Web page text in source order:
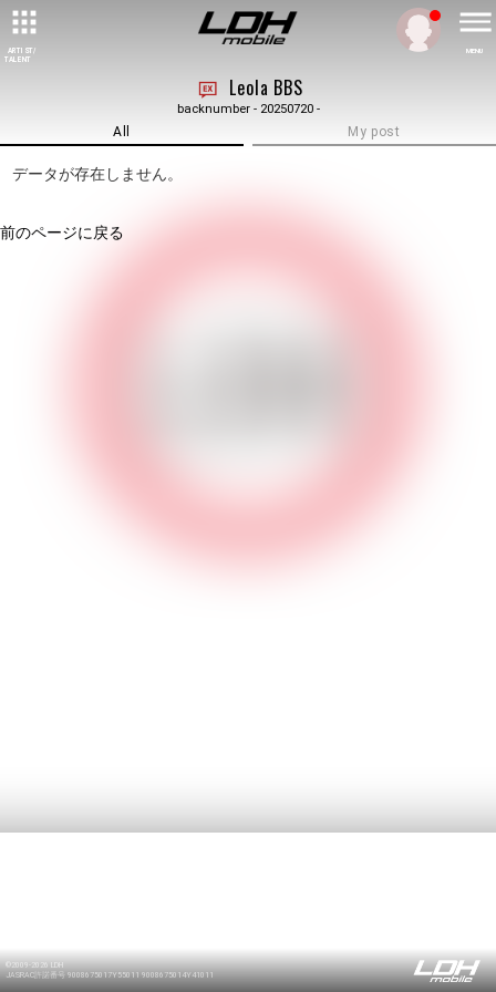
ARTIST/
TALENT
MENU
Leola BBS
backnumber - 20250720 -
All My post
データが存在しません。
前のページに戻る
©2009-2026 LDH
JASRAC許諾番号 9008675017Y55011 9008675014Y41011